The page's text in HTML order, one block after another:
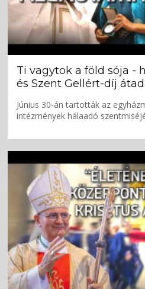
Ti vagytok a föld sója -
és Szent Gellért-díj
Június 30-án tartották az
intézmények hálaadó